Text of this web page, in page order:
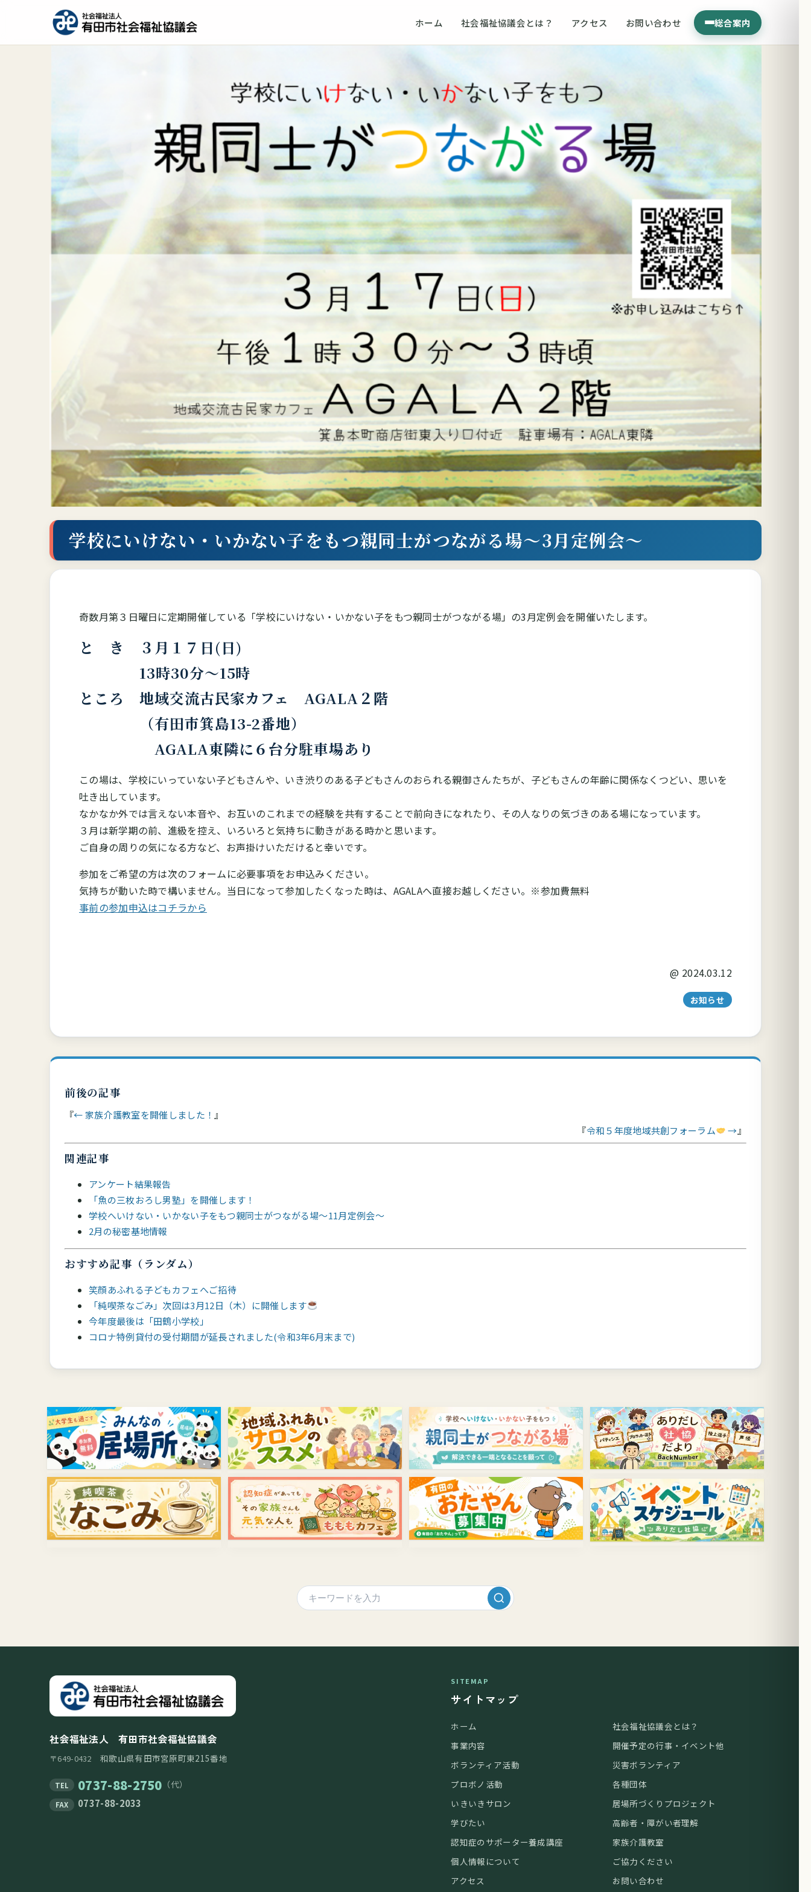
ホーム 社会福祉協議会とは？ アクセス お問い合わせ 総合案内
学校にいけない・いかない子をもつ親同士がつながる場～3月定例会～
奇数月第３日曜日に定期開催している「学校にいけない・いかない子をもつ親同士がつながる場」の3月定例会を開催いたします。
と き ３月１７日(日)
13時30分～15時
ところ 地域交流古民家カフェ AGALA２階
（有田市箕島13-2番地）
AGALA東隣に６台分駐車場あり
この場は、学校にいっていない子どもさんや、いき渋りのある子どもさんのおられる親御さんたちが、子どもさんの年齢に関係なくつどい、思いを
吐き出しています。
なかなか外では言えない本音や、お互いのこれまでの経験を共有することで前向きになれたり、その人なりの気づきのある場になっています。
３月は新学期の前、進級を控え、いろいろと気持ちに動きがある時かと思います。
ご自身の周りの気になる方など、お声掛けいただけると幸いです。
参加をご希望の方は次のフォームに必要事項をお申込みください。
気持ちが動いた時で構いません。当日になって参加したくなった時は、AGALAへ直接お越しください。※参加費無料
事前の参加申込はコチラから
@ 2024.03.12
お知らせ
前後の記事
← 家族介護教室を開催しました！
令和５年度地域共創フォーラム
→
関連記事
アンケート結果報告
「魚の三枚おろし男塾」を開催します！
学校へいけない・いかない子をもつ親同士がつながる場～11月定例会～
2月の秘密基地情報
おすすめ記事（ランダム）
笑顔あふれる子どもカフェへご招待
「純喫茶なごみ」次回は3月12日（木）に開催します
今年度最後は「田鶴小学校」
コロナ特例貸付の受付期間が延長されました(令和3年6月末まで)
社会福祉法人 有田市社会福祉協議会
〒649-0432 和歌山県有田市宮原町東215番地
TEL 0737-88-2750 （代）
FAX 0737-88-2033
SITEMAP
サイトマップ
ホーム
社会福祉協議会とは？
事業内容
開催予定の行事・イベント他
ボランティア活動
災害ボランティア
プロボノ活動
各種団体
いきいきサロン
居場所づくりプロジェクト
学びたい
高齢者・障がい者理解
認知症のサポーター養成講座
家族介護教室
個人情報について
ご協力ください
アクセス
お問い合わせ